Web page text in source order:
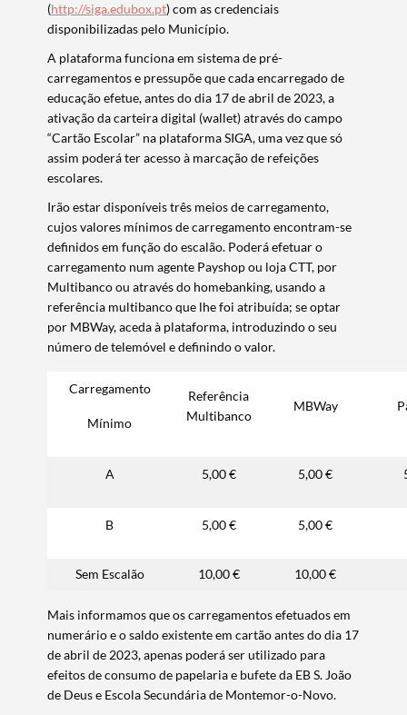
Categorias gerais
Filtros
(http://siga.edubox.pt) com as credenciais
disponibilizadas pelo Município.
A plataforma funciona em sistema de pré-
carregamentose pressupõequecada encarregado de
educaçãoefetue,antes do dia 17 de abril de 2023,a
ativaçãoda carteira digital (wallet) através do campo
“Cartão Escolar” na plataforma SIGA,uma vez que só
assim poderá ter acesso à marcação de refeições
escolares.
Irão estar disponíveis três meios de carregamento,
cujos valores mínimos de carregamento encontram-se
definidos em função do escalão. Poderá efetuar o
carregamento num agente Payshop ou loja CTT, por
Multibanco ou através do homebanking, usandoa
referência multibancoque lhe foi atribuída; se optar
por MBWay, aceda à plataforma, introduzindo o seu
número de telemóvel e definindo o valor.
Carregamento
Mínimo
Referência
Multibanco
MBWay
A 5,00 € 5,00 €
B 5,00 € 5,00 €
Sem Escalão 10,00 € 10,00 €
Mais informamos queos carregamentos efetuados em
numerário e o saldo existente em cartão antes do dia 17
de abril de 2023, apenas poderá ser utilizado para
efeitos de consumo de papelaria e bufete da EB S. João
de Deus e Escola Secundária de Montemor-o-Novo.